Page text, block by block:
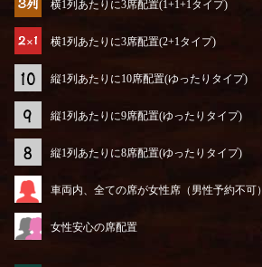
横1列あたりに3席配置(1+1+1タイプ)
横1列あたりに3席配置(2+1タイプ)
縦1列あたりに10席配置(ゆったりタイプ)
縦1列あたりに9席配置(ゆったりタイプ)
縦1列あたりに8席配置(ゆったりタイプ)
車両内、全ての席が女性席（男性予約不可）
女性安心の席配置